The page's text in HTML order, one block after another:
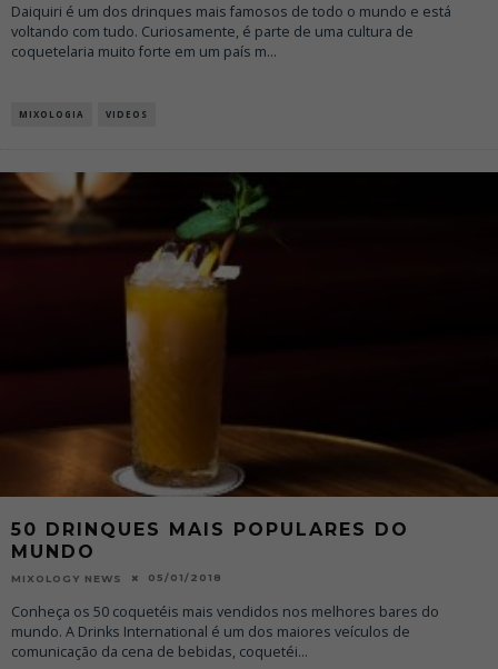
Daiquiri é um dos drinques mais famosos de todo o mundo e está
voltando com tudo. Curiosamente, é parte de uma cultura de
coquetelaria muito forte em um país m...
MIXOLOGIA VIDEOS
50 DRINQUES MAIS POPULARES DO
MUNDO
MIXOLOGY NEWS 05/01/2018
Conheça os 50 coquetéis mais vendidos nos melhores bares do
mundo. A Drinks International é um dos maiores veículos de
comunicação da cena de bebidas, coquetéi...